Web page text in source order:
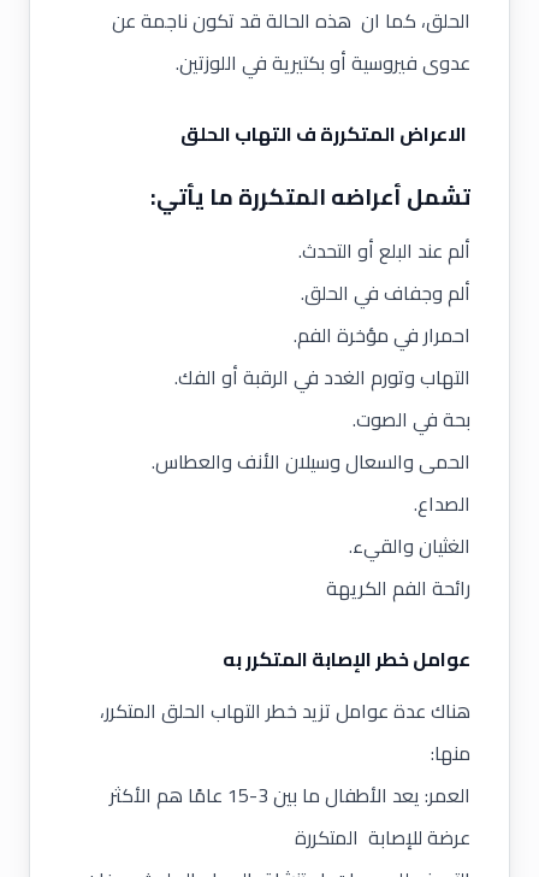
الحلق، كما ان هذه الحالة قد تكون ناجمة عن
عدوى فيروسية أو بكتيرية في اللوزتين.
الاعراض المتكررة ف التهاب الحلق
تشمل أعراضه المتكررة ما يأتي:
ألم عند البلع أو التحدث.
ألم وجفاف في الحلق.
احمرار في مؤخرة الفم.
التهاب وتورم الغدد في الرقبة أو الفك.
بحة في الصوت.
الحمى والسعال وسيلان الأنف والعطاس.
الصداع.
الغثيان والقيء.
رائحة الفم الكريهة
عوامل خطر الإصابة المتكرر به
هناك عدة عوامل تزيد خطر التهاب الحلق المتكرر،
منها:
العمر: يعد الأطفال ما بين 3-15 عامًا هم الأكثر
عرضة للإصابة المتكررة